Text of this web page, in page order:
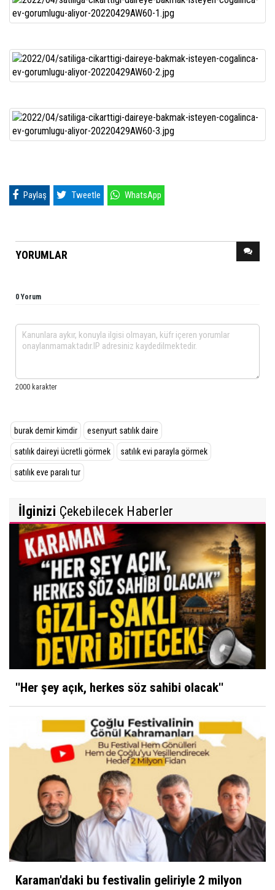
Paylaş Tweetle WhatsApp
YORUMLAR
0 Yorum
burak demir kimdir esenyurt satılık daire
satılık daireyi ücretli görmek satılık evi parayla görmek
satılık eve paralı tur
İlginizi Çekebilecek Haberler
''Her şey açık, herkes söz sahibi olacak''
Karaman'daki bu festivalin geliriyle 2 milyon